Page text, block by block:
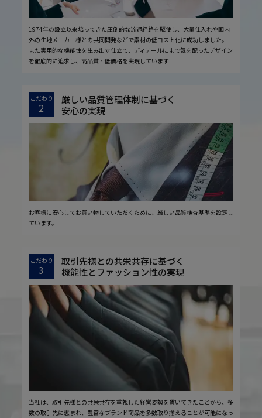
1974年の設立以来培ってきた圧倒的な流通経路を駆使し、大量仕入れや国内
外の生地メーカー様との共同開発などで素材の低コスト化に成功しました。
また実用的な機能性を生み出す仕立て、ディテールにまで気を配ったデザイン
を徹底的に追求し、高品質・低価格を実現しています
こだわり
2
厳しい品質管理体制に基づく
安心の実現
お客様に安心してお買い物していただくために、厳しい品質検査基準を設定し
ています。
こだわり
3
取引先様との共栄共存に基づく
機能性とファッション性の実現
当社は、取引先様との共栄共存を重視した経営姿勢を貫いてきたことから、多
数の取引先に恵まれ、豊富なブランド商品を多数取り揃えることが可能になっ